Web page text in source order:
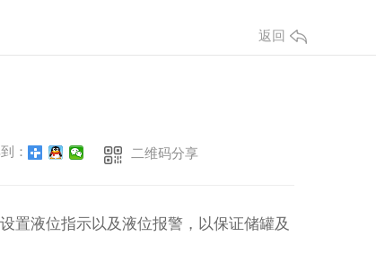
返回
： 二维码分享
置液位指示以及液位报警，以保证储罐及